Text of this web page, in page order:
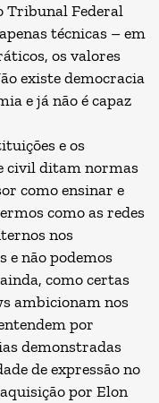
Tribunal Federal
técnicas – em
os valores
existe democracia
e já não é capaz
e os
civil ditam normas
como ensinar e
como as redes
nos
e não podemos
como certas
ambicionam nos
por
demonstradas
de expressão no
por Elon